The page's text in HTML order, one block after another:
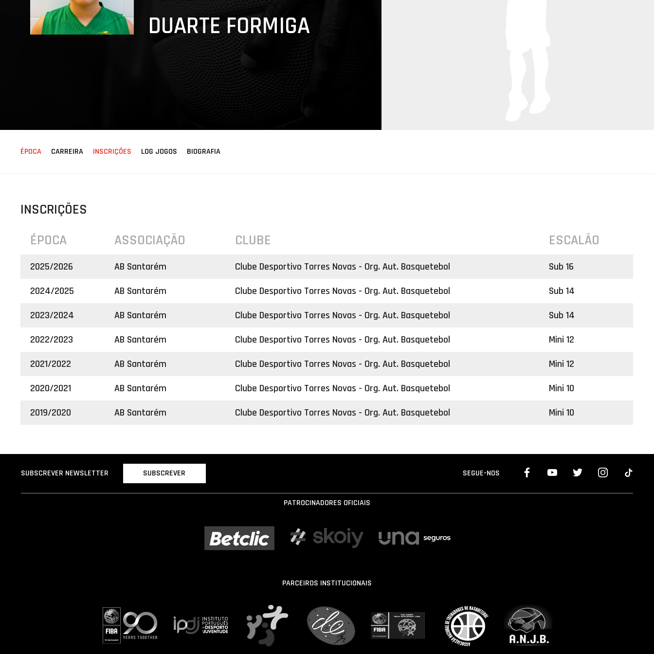
ÁREA TÉCNICA
PROJETOS
DUARTE FORMIGA
ÉPOCA CARREIRA INSCRIÇÕES LOG JOGOS BIOGRAFIA
INSCRIÇÕES
ÉPOCA
ASSOCIAÇÃO CLUBE ESCALÃO
2025/2026 AB Santarém Clube Desportivo Torres Novas - Org. Aut. Basquetebol
Sub 16
2024/2025
AB Santarém Clube Desportivo Torres Novas - Org. Aut. Basquetebol
Sub 14
2023/2024
AB Santarém Clube Desportivo Torres Novas - Org. Aut. Basquetebol
Sub 14
2022/2023
AB Santarém Clube Desportivo Torres Novas - Org. Aut. Basquetebol
Mini 12
2021/2022
AB Santarém Clube Desportivo Torres Novas - Org. Aut. Basquetebol
Mini 12
2020/2021
AB Santarém Clube Desportivo Torres Novas - Org. Aut. Basquetebol
Mini 10
2019/2020
AB Santarém Clube Desportivo Torres Novas - Org. Aut. Basquetebol Mini 10
SUBSCREVER NEWSLETTER SUBSCREVER SEGUE-NOS
PATROCINADORES OFICIAIS
PARCEIROS INSTITUCIONAIS